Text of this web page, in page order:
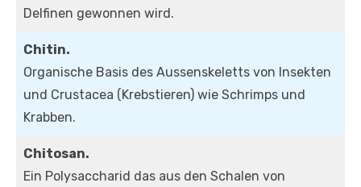
Delfinen gewonnen wird.
Chitin.
Organische Basis des Aussenskeletts von Insekten
und Crustacea (Krebstieren) wie Schrimps und
Krabben.
Chitosan.
Ein Polysaccharid das aus den Schalen von